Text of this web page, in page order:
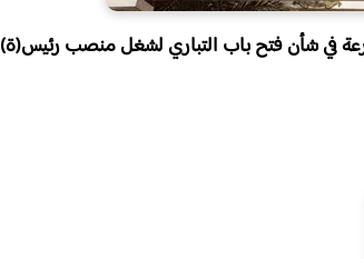
في شأن فتح باب التباري لشغل منصب رئيس(ة)